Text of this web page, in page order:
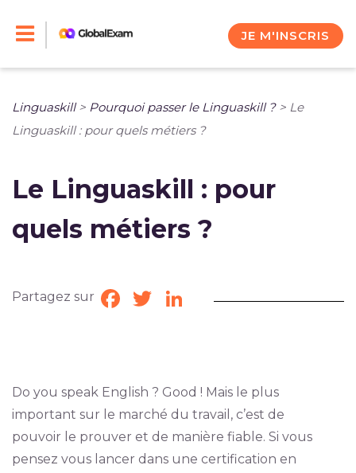
JE M'INSCRIS
Linguaskill> Pourquoi passer le Linguaskill ?> Le
Linguaskill : pour quels métiers ?
Le Linguaskill : pour
quels métiers ?
Partagez sur Facebook
TwitterLinkedIn
Do you speak English ? Good ! Mais le plus
important sur le marché du travail, c’est de
pouvoir le prouver et de manière fiable. Si vous
pensez vous lancer dans une certification en